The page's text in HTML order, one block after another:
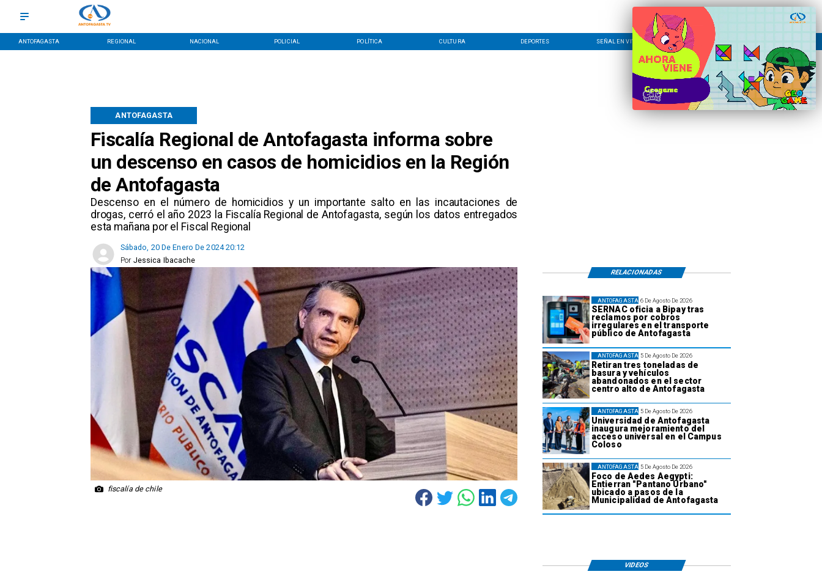
ANTOFAGASTA REGIONAL NACIONAL POLICIAL POLÍTICA CULTURA DEPORTES SEÑAL EN VIVO CONTACTO
Fiscalía Regional de Antofagasta informa sobre
un descenso en casos de homicidios en la Región
de Antofagasta
Descenso en el número de homicidios y un importante salto en las incautaciones de
drogas, cerró el año 2023 la Fiscalía Regional de Antofagasta, según los datos entregados
esta mañana por el Fiscal Regional
ANTOFAGASTA
Sábado, 20 De Enero De 2024 20:12
Jessica Ibacache
Por
fiscalía de chile
6 De Agosto De 2026
SERNAC oficia a Bipay tras
reclamos por cobros
irregulares en el transporte
público de Antofagasta
ANTOFAGASTA
5 De Agosto De 2026
Retiran tres toneladas de
basura y vehículos
abandonados en el sector
centro alto de Antofagasta
ANTOFAGASTA
5 De Agosto De 2026
Universidad de Antofagasta
inaugura mejoramiento del
acceso universal en el Campus
Coloso
ANTOFAGASTA
5 De Agosto De 2026
Foco de Aedes Aegypti:
Entierran "Pantano Urbano"
ubicado a pasos de la
Municipalidad de Antofagasta
ANTOFAGASTA
RELACIONADAS
VIDEOS